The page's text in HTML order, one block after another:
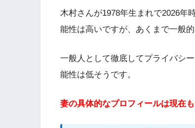
木村さんが1978年生まれで2026年
能性は高いですが、あくまで一般
一般人として徹底してプライバシ
能性は低そうです。
妻の具体的なプロフィールは現在